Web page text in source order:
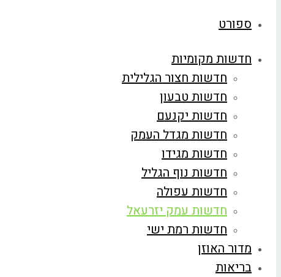
ספורט
חדשות מקומיות
חדשות חצור הגלילית
חדשות טבעון
חדשות יקנעם
חדשות מגדל העמק
חדשות מגידו
חדשות נוף הגליל
חדשות עפולה
חדשות עמק יזרעאל
חדשות רמת ישי
מדור האוזן
בריאות